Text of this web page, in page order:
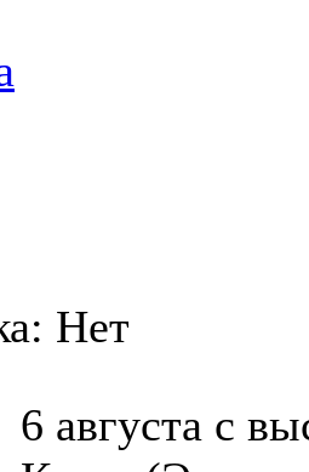
Нет
6 августа с